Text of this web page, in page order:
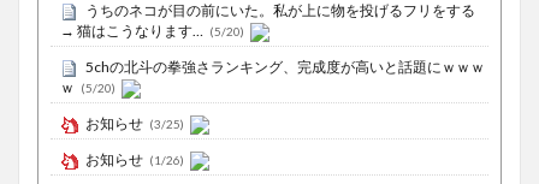
うちのネコが目の前にいた。私が上に物を投げるフリをする
→ 猫はこうなります… (5/20)
5chの北斗の拳強さランキング、完成度が高いと話題にｗｗｗ
ｗ
(5/20)
お知らせ (3/25)
お知らせ (1/26)